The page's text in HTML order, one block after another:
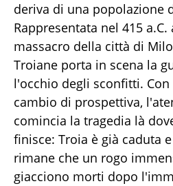
deriva di una popolazione
Rappresentata nel 415
massacro della città di
Troiane porta in scena la
l'occhio degli sconfitti.
cambio di prospettiva,
comincia la tragedia là
finisce: Troia è già caduta
rimane che un rogo
giacciono morti dopo